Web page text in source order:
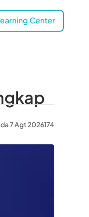
Center
7 Agt 2026174